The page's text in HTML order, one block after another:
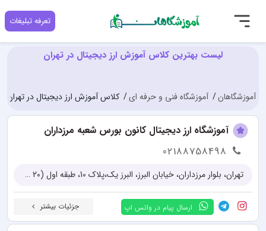
تعرفه تبلیغات
لیست بهترین کلاس آموزش ارز دیجیتال در تهران
آموزشگاهان آموزشگاه فنی و حرفه ای کلاس آموزش ارز دیجیتال در تهران
آموزشگاه ارز دیجیتال کانون بورس شعبه مرزداران
02188758498
تهران، بلوار مرزداران، خیابان البرز، البرز یک،پلاک 10، طبقه اول (20 متر فاصله با مترو مرزداران)
ارسال پیام در واتس اپ جزئیات بیشتر